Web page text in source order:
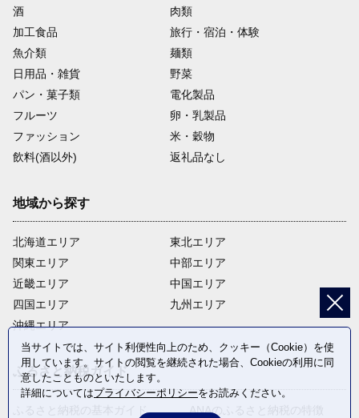
酒
肉類
加工食品
旅行・宿泊・体験
魚介類
麺類
日用品・雑貨
野菜
パン・菓子類
電化製品
フルーツ
卵・乳製品
ファッション
米・穀物
飲料(酒以外)
返礼品なし
地域から探す
北海道エリア
関東エリア
近畿エリア
四国エリア
沖縄エリア
東北エリア
中部エリア
中国エリア
九州エリア
ふるさと納税ガイド
ふるさと納税の基本ガイド
ANAのふるさと納税の特徴
当サイトでは、サイト利便性向上のため、クッキー（Cookie）を使
用しています。サイトの閲覧を継続された場合、Cookieの利用に同
意したことものといたします。
詳細についてはプライバシーポリシーをお読みください。